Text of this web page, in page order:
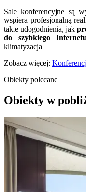
Sale konferencyjne są
wspiera profesjonalną
takie udogodnienia, jak
do szybkiego Internetu
klimatyzacja.
Zobacz więcej:
Obiekty polecane
Obiekty w